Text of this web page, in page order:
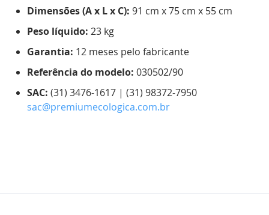
Dimensões (A x L x C): 91 cm x 75 cm x 55 cm
Peso líquido: 23 kg
Garantia: 12 meses pelo fabricante
Referência do modelo: 030502/90
SAC: (31) 3476-1617 | (31) 98372-7950
sac@premiumecologica.com.br